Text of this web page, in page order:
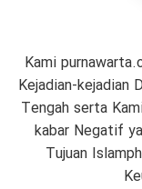
Kami
Kejadian-kejadian
Tengah serta
kabar Negatif
Tujuan